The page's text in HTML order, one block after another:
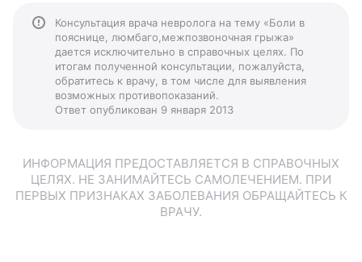
Консультация врача невролога на тему «Боли в
пояснице, люмбаго,межпозвоночная грыжа»
дается исключительно в справочных целях. По
итогам полученной консультации, пожалуйста,
обратитесь к врачу, в том числе для выявления
возможных противопоказаний.
Ответ опубликован 9 января 2013
ИНФОРМАЦИЯ ПРЕДОСТАВЛЯЕТСЯ В СПРАВОЧНЫХ
ЦЕЛЯХ. НЕ ЗАНИМАЙТЕСЬ САМОЛЕЧЕНИЕМ. ПРИ
ПЕРВЫХ ПРИЗНАКАХ ЗАБОЛЕВАНИЯ ОБРАЩАЙТЕСЬ К
ВРАЧУ.